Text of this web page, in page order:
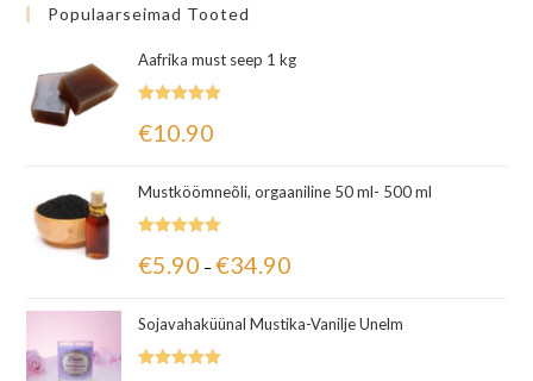
Populaarseimad Tooted
Aafrika must seep 1 kg
5.00/ 5
€10.90
Mustköömneõli, orgaaniline 50 ml- 500 ml
5.00 / 5
€5.90 – €34.90
Sojavahaküünal Mustika-Vanilje Unelm